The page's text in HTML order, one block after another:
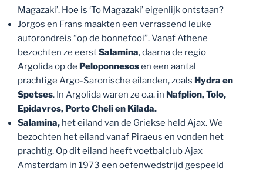
Magazaki’. Hoe is ‘To Magazaki’ eigenlijk ontstaan?
Jorgos en Frans maakten een verrassend leuke
autorondreis “op de bonnefooi”. Vanaf Athene
bezochten ze eerstSalamina, daarna de regio
Argolida op de Peloponnesosen een aantal
prachtige Argo-Saronische eilanden, zoals Hydra en
Spetses. In Argolida waren ze o.a. in Nafplion, Tolo,
Epidavros, Porto Cheli en Kilada.
Salamina, het eiland van de Griekse held Ajax. We
bezochten het eiland vanaf Piraeus en vonden het
prachtig. Op dit eiland heeft voetbalclub Ajax
Amsterdam in 1973 een oefenwedstrijd gespeeld